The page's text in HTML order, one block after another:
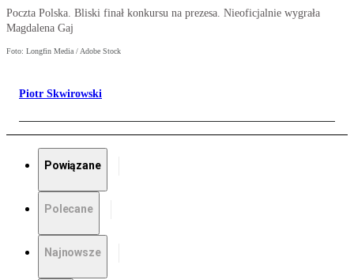
Poczta Polska. Bliski finał konkursu na prezesa. Nieoficjalnie wygrała
Magdalena Gaj
Foto: Longfin Media / Adobe Stock
Piotr Skwirowski
Powiązane
Polecane
Najnowsze